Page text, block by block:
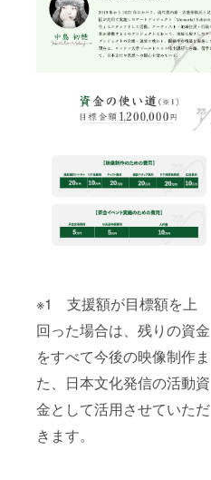
※1 支援額が目標額を上
回った場合は、残りの資金
をすべて今後の映像制作ま
た、日本文化発信の活動資
金として活用させていただ
きます。